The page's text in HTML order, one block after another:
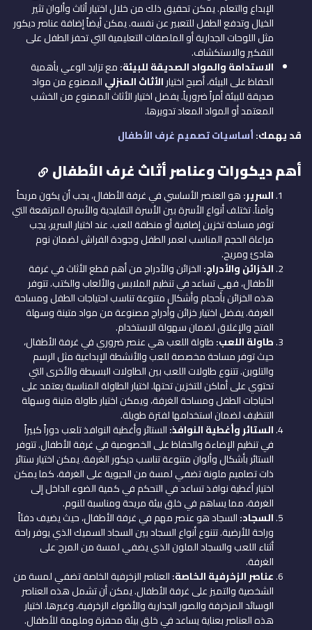
الإبداع والتعلم. يمكن تحقيق ذلك من خلال اختيار أثاث وألوان تثير
الخيال وتدفع الطفل للتعبير عن نفسه. يمكن أيضاً إضافة عناصر ديكور
مثل اللوحات الجدارية أو الملصقات التعليمية التي تحفز الطفل على
التفكير والاستكشاف.
الاستدامة والمواد الصديقة للبيئة:مع تزايد الوعي بأهمية
الحفاظ على البيئة، أصبح اختيارالأثاث المنزليالمصنوع من مواد
صديقة للبيئة أمراً ضرورياً. يفضل اختيار الأثاث المصنوع من الخشب
المعتمد أو المواد المعاد تدويرها.
قد يهمك:أساسيات تصميم غرف الأطفال
أهم ديكورات وعناصر أثاث غرف الأطفال
السرير:هو العنصر الأساسي في غرفة الأطفال، يجب أن يكون مريحاً
وآمناً. تختلف أنواع الأسرة بين الأسرة التقليدية والأسرة المرتفعة التي
توفر مساحة تخزين إضافية أو منطقة للعب. عند اختيار السرير، يجب
مراعاة الحجم المناسب لعمر الطفل وجودة الفراش لضمان نوم
هادئ ومريح.
الخزائن والأدراج:الخزائن والأدراج من أهم قطع الأثاث في غرفة
الأطفال، فهي تساعد في تنظيم الملابس والألعاب والكتب. تتوفر
هذه الخزائن بأحجام وأشكال متنوعة تناسب احتياجات الطفل ومساحة
الغرفة. يفضل اختيار خزائن وأدراج مصنوعة من مواد متينة وسهلة
الفتح والإغلاق لضمان سهولة الاستخدام.
طاولة اللعب:طاولة اللعب هي عنصر ضروري في غرفة الأطفال،
حيث توفر مساحة مخصصة للعب والأنشطة الإبداعية مثل الرسم
والتلوين. تتنوع طاولات اللعب بين الطاولات البسيطة والأخرى التي
تحتوي على أماكن للتخزين تحتها. اختيار الطاولة المناسبة يعتمد على
احتياجات الطفل ومساحة الغرفة، ويمكن اختيار طاولة متينة وسهلة
التنظيف لضمان استخدامها لفترة طويلة.
الستائر وأغطية النوافذ:الستائر وأغطية النوافذ تلعب دوراً كبيراً
في تنظيم الإضاءة والحفاظ على الخصوصية في غرفة الأطفال. تتوفر
الستائر بأشكال وألوان متنوعة تناسب ديكور الغرفة. يمكن اختيار ستائر
ذات تصاميم ملونة تضفي لمسة من الحيوية على الغرفة، كما يمكن
اختيار أغطية نوافذ تساعد في التحكم في كمية الضوء الداخل إلى
الغرفة، مما يساهم في خلق بيئة مريحة ومناسبة للنوم.
السجاد:السجاد هو عنصر مهم في غرفة الأطفال، حيث يضيف دفئاً
وراحة للأرضية. تتنوع أنواع السجاد بين السجاد السميك الذي يوفر راحة
أثناء اللعب والسجاد الملون الذي يضفي لمسة من المرح على
الغرفة.
عناصر الزخرفية الخاصة:العناصر الزخرفية الخاصة تضفي لمسة من
الشخصية والتميز على غرفة الأطفال. يمكن أن تشمل هذه العناصر
الوسائد المزخرفة والصور الجدارية والأضواء الزخرفية، وغيرها. اختيار
هذه العناصر بعناية يساعد في خلق بيئة محفزة وملهمة للأطفال.